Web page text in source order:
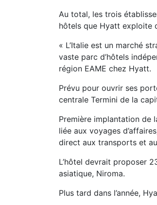
Au total, les trois
hôtels que Hyatt exploite
« L’Italie est un marché
vaste parc d’hôtels
région EAME chez Hyatt.
Prévu pour ouvrir ses
centrale Termini de la
Première implantation de
liée aux voyages
direct aux transports et
L’hôtel devrait proposer
asiatique, Niroma.
Plus tard dans l’année,